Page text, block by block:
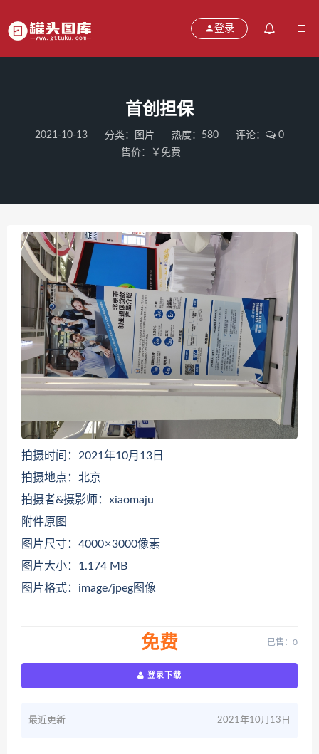
登录
首创担保
2021-10-13 分类： 图片 热度：580 评论：
0
售价：￥免费
拍摄时间：2021年10月13日
拍摄地点：北京
拍摄者&摄影师：xiaomaju
附件原图
图片尺寸：4000 × 3000像素
图片大小：1.174 MB
图片格式：image/jpeg图像
免费 已售：0
登录下载
最近更新 2021年10月13日